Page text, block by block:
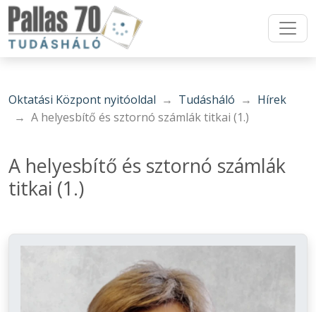
Oktatási Központ nyitóoldal Tudásháló
Hírek
A helyesbítő és sztornó számlák titkai (1.)
A helyesbítő és sztornó számlák
titkai (1.)